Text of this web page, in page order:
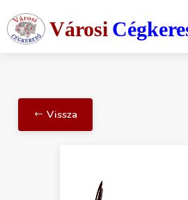
Városi
Vissza